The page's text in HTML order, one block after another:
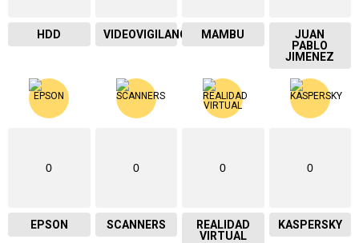
HDD VIDEOVIGILANCIA MAMBU
JUAN
PABLO
JIMENEZ
0
EPSON
0
SCANNERS
0
REALIDAD
VIRTUAL
0
KASPERSKY